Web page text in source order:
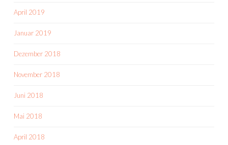
April 2019
Januar 2019
Dezember 2018
November 2018
Juni 2018
Mai 2018
April 2018